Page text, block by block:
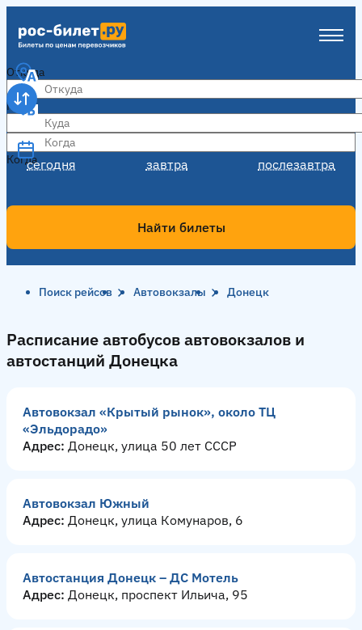
Откуда
Куда
Когда
сегодня завтра послезавтра
Когда
Найти билеты
Поиск рейсов Автовокзалы Донецк
Расписание автобусов автовокзалов и
автостанций Донецка
Автовокзал «Крытый рынок», около ТЦ
«Эльдорадо»
Адрес: Донецк, улица 50 лет СССР
Автовокзал Южный
Адрес: Донецк, улица Комунаров, 6
Автостанция Донецк – ДС Мотель
Адрес: Донецк, проспект Ильича, 95